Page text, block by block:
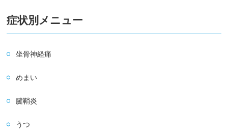
症状別メニュー
坐骨神経痛
めまい
腱鞘炎
うつ